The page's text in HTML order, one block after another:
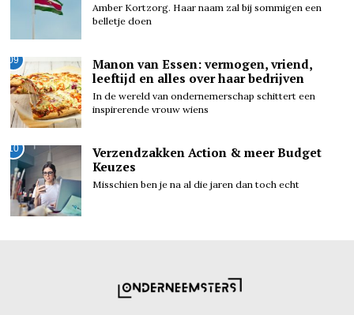
Amber Kortzorg. Haar naam zal bij sommigen een
belletje doen
09
Manon van Essen: vermogen, vriend,
leeftijd en alles over haar bedrijven
In de wereld van ondernemerschap schittert een
inspirerende vrouw wiens
10
Verzendzakken Action & meer Budget
Keuzes
Misschien ben je na al die jaren dan toch echt